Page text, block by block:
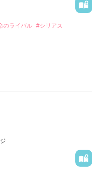
…。
。
ら…。
のライバル #シリアス
罪劇の幕が上がった。
命。
すのを黙って見ているの